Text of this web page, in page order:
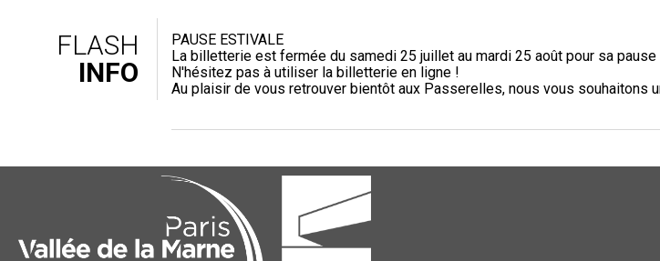
FLASH
INFO
PAUSE ESTIVALE
La billetterie est fermée du samedi 25 juillet au mardi 25 août pour sa
N'hésitez pas à utiliser la billetterie en ligne !
Au plaisir de vous retrouver bientôt aux Passerelles, nous vous souhaitons